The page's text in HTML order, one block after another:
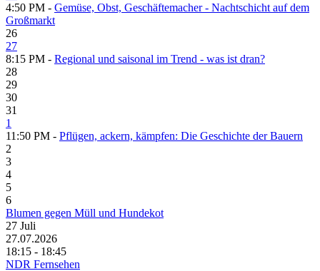
4:50 PM - Gemüse, Obst, Geschäftemacher - Nachtschicht auf dem
Großmarkt
26
27
8:15 PM - Regional und saisonal im Trend - was ist dran?
28
29
30
31
1
11:50 PM - Pflügen, ackern, kämpfen: Die Geschichte der Bauern
2
3
4
5
6
Blumen gegen Müll und Hundekot
27 Juli
27.07.2026
18:15 - 18:45
NDR Fernsehen